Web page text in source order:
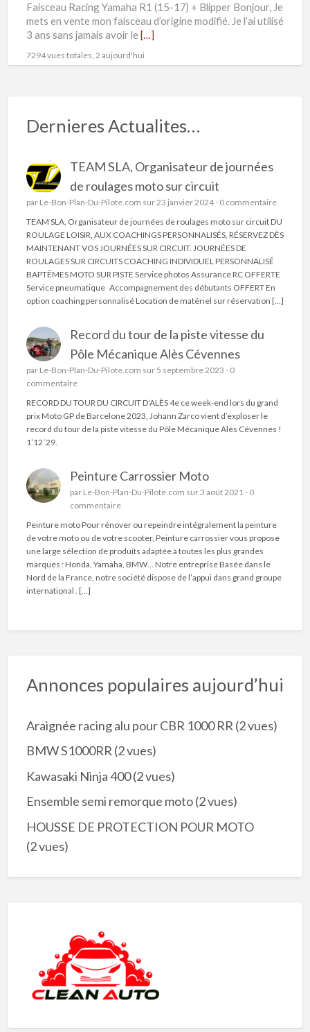
Faisceau Racing Yamaha R1 (15-17) + Blipper Bonjour, Je
mets en vente mon faisceau d’origine modifié. Je l’ai utilisé
3 ans sans jamais avoir le […]
7294 vues totales, 2 aujourd'hui
Dernieres Actualites…
TEAM SLA, Organisateur de journées
de roulages moto sur circuit
par Le-Bon-Plan-Du-Pilote.com sur 23 janvier 2024 - 0 commentaire
TEAM SLA, Organisateur de journées de roulages moto sur circuit DU
ROULAGE LOISIR, AUX COACHINGS PERSONNALISÉS, RÉSERVEZ DÈS
MAINTENANT VOS JOURNÉES SUR CIRCUIT. JOURNÉES DE
ROULAGES SUR CIRCUITS COACHING INDIVIDUEL PERSONNALISÉ
BAPTÊMES MOTO SUR PISTE Service photos Assurance RC OFFERTE
Service pneumatique Accompagnement des débutants OFFERT En
option coaching personnalisé Location de matériel sur réservation […]
Record du tour de la piste vitesse du
Pôle Mécanique Alès Cévennes
par Le-Bon-Plan-Du-Pilote.com sur 5 septembre 2023 - 0
commentaire
RECORD DU TOUR DU CIRCUIT D’ALÈS 4e ce week-end lors du grand
prix Moto GP de Barcelone 2023, Johann Zarco vient d’exploser le
record du tour de la piste vitesse du Pôle Mécanique Alès Cévennes !
1’12´29.
Peinture Carrossier Moto
par Le-Bon-Plan-Du-Pilote.com sur 3 août 2021 - 0
commentaire
Peinture moto Pour rénover ou repeindre intégralement la peinture
de votre moto ou de votre scooter, Peinture carrossier vous propose
une large sélection de produits adaptée à toutes les plus grandes
marques : Honda, Yamaha, BMW… Notre entreprise Basée dans le
Nord de la France, notre société dispose de l’appui dans grand groupe
international . […]
Annonces populaires aujourd’hui
Araignée racing alu pour CBR 1000 RR (2 vues)
BMW S1000RR(2 vues)
Kawasaki Ninja 400(2 vues)
Ensemble semi remorque moto(2 vues)
HOUSSE DE PROTECTION POUR MOTO
(2 vues)